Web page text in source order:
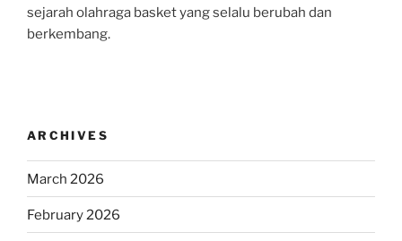
sejarah olahraga basket yang selalu berubah dan
berkembang.
ARCHIVES
March 2026
February 2026